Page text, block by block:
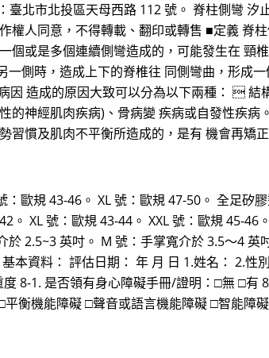
臺北市北投區天母西路 112 號。 脊柱側彎 汐
權人同意，不得轉載、翻印或轉售 ■定義 脊
個或是多個連續側彎造成的，可能發生在 頸
一側時，造成上下的脊椎往 同側彎曲，形成
因 造成的原因大致可以分為以下兩種： 
的神經肌肉疾病)、骨病變 疾病或自發性疾
習慣及肌肉不平衡所造成的，是有 機會再矯
：歐規 43-46。 XL 號：歐規 47-50。 全足矽
。 XL 號：歐規 43-44。 XXL 號：歐規 45-
於 2.5~3 英吋。 M 號：手掌寬介於 3.5～4
本資料： 評估日期： 年 月 日 1.姓名： 2.
8-1. 是否領有身心障礙手冊/證明：□無 □有
衡機能障礙 □聲音或語言機能障礙 □智能